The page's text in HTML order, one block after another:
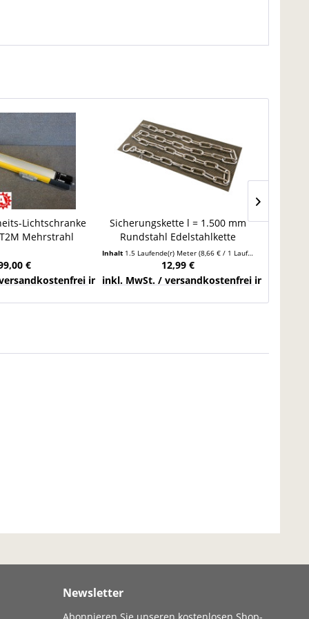
Lichtschranke
Mehrstrahl
€
innerhalb Deutschlands
Sicherungskette l = 1.500 mm
Rundstahl Edelstahlkette
Schweiß Kette
Inhalt 1.5 Laufende(r) Meter (8,66 € / 1 Laufende(r) Meter)
12,99 €
inkl. MwSt. / versandkostenfrei innerhalb
Newsletter